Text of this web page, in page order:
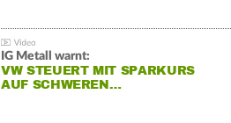
IG Metall warnt:
VW STEUERT MIT SPARKURS
AUF SCHWEREN…